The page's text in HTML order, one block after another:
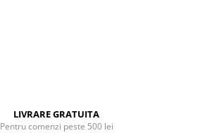
LIVRARE GRATUITA
Pentru comenzi peste 500 lei